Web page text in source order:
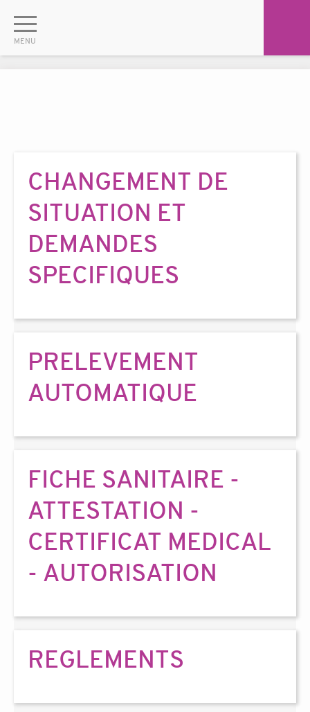
CHANGEMENT DE
SITUATION ET
DEMANDES
SPECIFIQUES
PRELEVEMENT
AUTOMATIQUE
FICHE SANITAIRE -
ATTESTATION -
CERTIFICAT MEDICAL
- AUTORISATION
REGLEMENTS